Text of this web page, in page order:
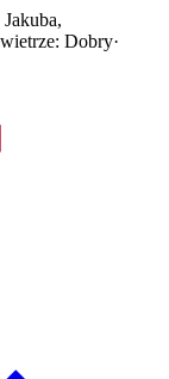
Dobry·